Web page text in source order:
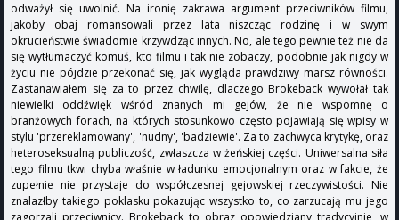
odważył się uwolnić. Na ironię zakrawa argument przeciwników filmu,
jakoby obaj romansowali przez lata niszcząc rodzinę i w swym
okrucieństwie świadomie krzywdząc innych. No, ale tego pewnie też nie da
się wytłumaczyć komuś, kto filmu i tak nie zobaczy, podobnie jak nigdy w
życiu nie pójdzie przekonać się, jak wygląda prawdziwy marsz równości.
Zastanawiałem się za to przez chwilę, dlaczego Brokeback wywołał tak
niewielki oddźwięk wśród znanych mi gejów, że nie wspomnę o
branżowych forach, na których stosunkowo często pojawiają się wpisy w
stylu 'przereklamowany', 'nudny', 'badziewie'. Za to zachwyca krytykę, oraz
heteroseksualną publiczość, zwłaszcza w żeńskiej części. Uniwersalna siła
tego filmu tkwi chyba właśnie w ładunku emocjonalnym oraz w fakcie, że
zupełnie nie przystaje do współczesnej gejowskiej rzeczywistości. Nie
znalazłby takiego poklasku pokazując wszystko to, co zarzucają mu jego